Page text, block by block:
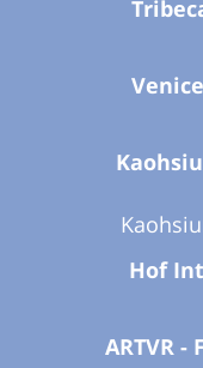
Hof
ARTVR